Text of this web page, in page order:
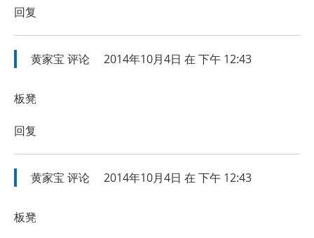
回复
黄家宝 评论 2014年10月4日 在 下午 12:43
板凳
回复
黄家宝 评论 2014年10月4日 在 下午 12:43
板凳